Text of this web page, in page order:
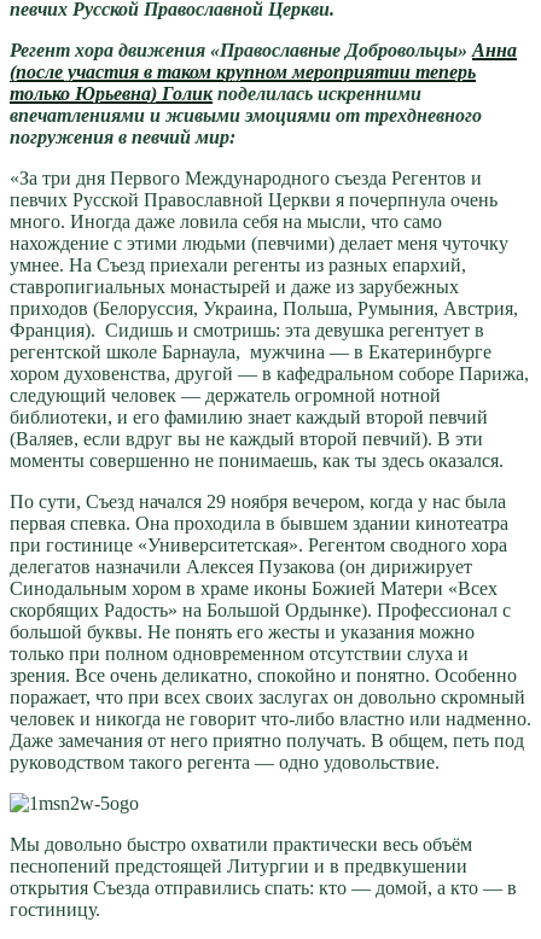
певчих Русской Православной Церкви.
Регент хора движения «Православные Добровольцы» Анна
(после участия в таком крупном мероприятии теперь
только Юрьевна) Голикподелилась искренними
впечатлениями и живыми эмоциями от трехдневного
погружения в певчий мир:
«За три дня Первого Международного съезда Регентов и
певчих Русской Православной Церкви я почерпнула очень
много. Иногда даже ловила себя на мысли, что само
нахождение с этими людьми (певчими) делает меня чуточку
умнее. На Съезд приехали регенты из разных епархий,
ставропигиальных монастырей и даже из зарубежных
приходов (Белоруссия, Украина, Польша, Румыния, Австрия,
Франция). Сидишь и смотришь: эта девушка регентует в
регентской школе Барнаула, мужчина — в Екатеринбурге
хором духовенства, другой — в кафедральном соборе Парижа,
следующий человек — держатель огромной нотной
библиотеки, и его фамилию знает каждый второй певчий
(Валяев, если вдруг вы не каждый второй певчий). В эти
моменты совершенно не понимаешь, как ты здесь оказался.
По сути, Съезд начался 29 ноября вечером, когда у нас была
первая спевка. Она проходила в бывшем здании кинотеатра
при гостинице «Университетская». Регентом сводного хора
делегатов назначили Алексея Пузакова (он дирижирует
Синодальным хором в храме иконы Божией Матери «Всех
скорбящих Радость» на Большой Ордынке). Профессионал с
большой буквы. Не понять его жесты и указания можно
только при полном одновременном отсутствии слуха и
зрения. Все очень деликатно, спокойно и понятно. Особенно
поражает, что при всех своих заслугах он довольно скромный
человек и никогда не говорит что-либо властно или надменно.
Даже замечания от него приятно получать. В общем, петь под
руководством такого регента — одно удовольствие.
Мы довольно быстро охватили практически весь объём
песнопений предстоящей Литургии и в предвкушении
открытия Съезда отправились спать: кто — домой, а кто — в
гостиницу.